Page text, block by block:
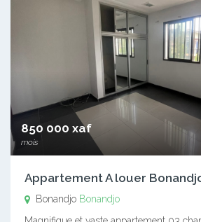
850 000 xaf
mois
Appartement A louer
Bonandjo Bonandjo